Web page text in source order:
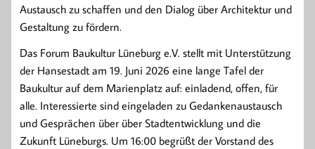
Austausch zu schaffen und den Dialog über Architektur und
Gestaltung zu fördern.
Das Forum Baukultur Lüneburg e.V. stellt mit Unterstützung
der Hansestadt am 19. Juni 2026 eine lange Tafel der
Baukultur auf dem Marienplatz auf: einladend, offen, für
alle. Interessierte sind eingeladen zu Gedankenaustausch
und Gesprächen über über Stadtentwicklung und die
Zukunft Lüneburgs. Um 16:00 begrüßt der Vorstand des